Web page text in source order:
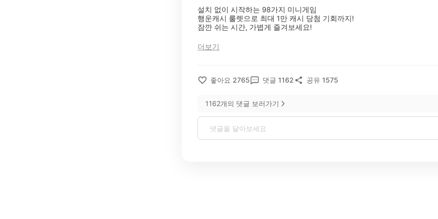
설치 없이 시작하는 98가지 미니게임
행운캐시 룰렛으로 최대 1만 캐시 당첨 기회까지!
잠깐 쉬는 시간, 가볍게 즐겨보세요!
더보기
좋아요 2765 댓글 1162 공유 1575
1162개의 댓글 보러가기